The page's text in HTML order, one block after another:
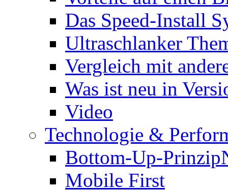
Das Speed-Install
Ultraschlanker
Vergleich mit
Was ist neu in
Video
Technologie &
Bottom-Up-Prinzip
Mobile First